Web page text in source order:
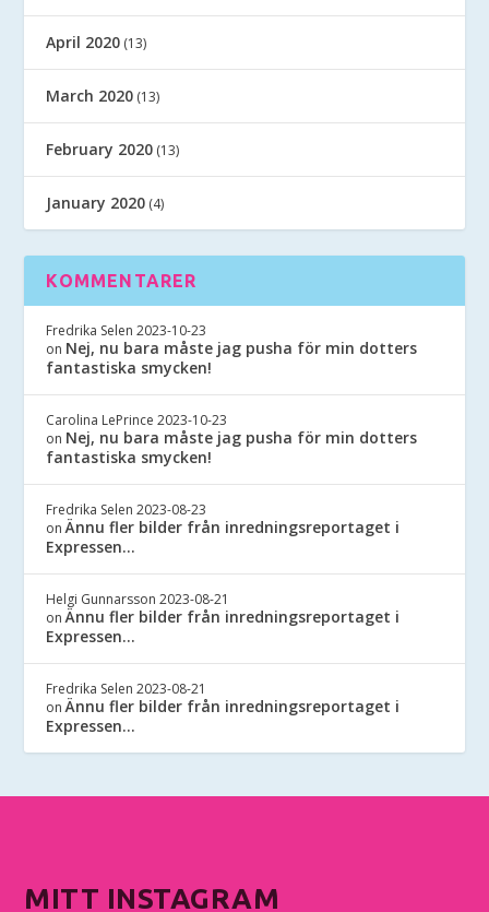
April 2020 (13)
March 2020 (13)
February 2020 (13)
January 2020 (4)
KOMMENTARER
Fredrika Selen 2023-10-23
on Nej, nu bara måste jag pusha för min dotters
fantastiska smycken!
Carolina LePrince 2023-10-23
on Nej, nu bara måste jag pusha för min dotters
fantastiska smycken!
Fredrika Selen 2023-08-23
onÄnnu fler bilder från inredningsreportaget i
Expressen…
Helgi Gunnarsson 2023-08-21
onÄnnu fler bilder från inredningsreportaget i
Expressen…
Fredrika Selen 2023-08-21
onÄnnu fler bilder från inredningsreportaget i
Expressen…
MITT INSTAGRAM